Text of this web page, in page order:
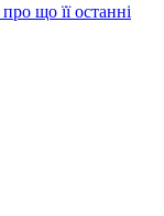
що її останні